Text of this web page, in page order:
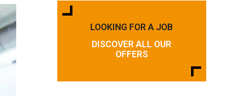
LOOKING FOR A JOB
DISCOVER ALL OUR
OFFERS